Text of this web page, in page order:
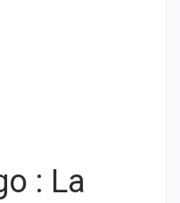
: La